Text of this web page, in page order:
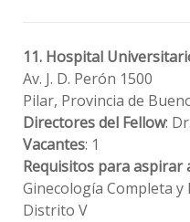
11. Hospital
Av. J. D. Perón 1500
Pilar, Provincia de
Directores del Fellow:
Vacantes: 1
Requisitos para aspirar
Ginecología Completa
Distrito V